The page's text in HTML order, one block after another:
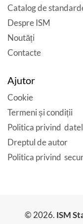
Catalog de
Despre ISM
Noutăți
Contacte
Ajutor
Cookie
Termeni și condiții
Politica privind
Dreptul de autor
Politica privind
© 2026. ISM